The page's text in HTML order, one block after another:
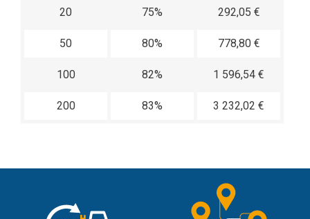
20 75% 292,05 €
50 80% 778,80 €
100 82% 1 596,54 €
200 83% 3 232,02 €